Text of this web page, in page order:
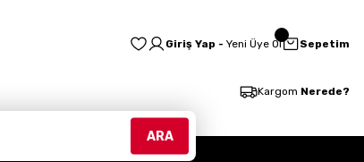
Giriş Yap - Yeni Üye Ol Sepetim
Kargom Nerede?
ARA